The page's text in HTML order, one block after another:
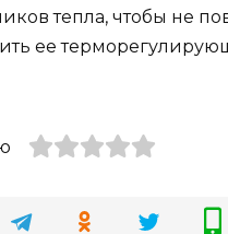
тепла, чтобы не
ее